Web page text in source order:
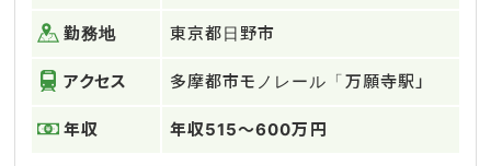
勤務地 東京都日野市
アクセス 多摩都市モノレール「万願寺駅」
年収 年収515～600万円